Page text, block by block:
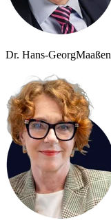
Dr. Hans-GeorgMaaßen